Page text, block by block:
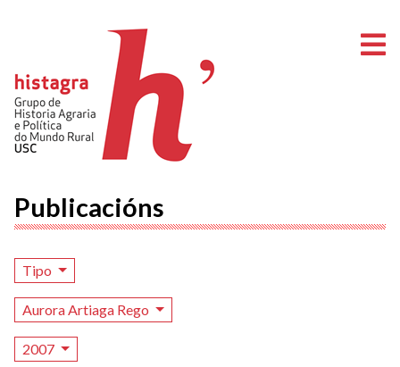
Publicacións
Tipo
Aurora Artiaga Rego
2007